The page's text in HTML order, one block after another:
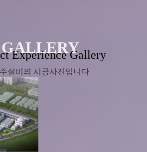
Experience Gallery
설비의 시공사진입니다